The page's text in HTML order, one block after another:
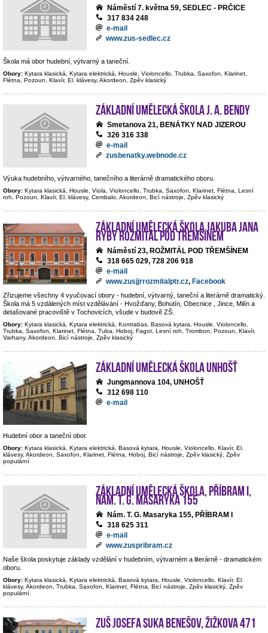
Náměstí 7. května 59, SEDLEC - PRČICE
317 834 248
e-mail
www.zus-sedlec.cz
Škola má obor hudební, výtvarný a taneční.
Obory: Kytara klasická, Kytara elektrická, Housle, Violoncello, Trubka, Saxofon, Klarinet,
Flétna, Pozoun, Klavír, El. klávesy, Akordeon, Zpěv klasický
Základní umělecká škola J. A. Bendy
Smetanova 21, BENÁTKY NAD JIZEROU
326 316 338
e-mail
zusbenatky.webnode.cz
Výuka hudebního, výtvarného, tanečního a literárně dramatického oboru.
Obory: Kytara klasická, Housle, Viola, Violoncello, Trubka, Saxofon, Klarinet, Flétna, Lesní
roh, Pozoun, Klavír, El. klávesy, Cembalo, Akordeon, Bicí nástroje, Zpěv klasický
Základní umělecká škola Jakuba Jana
Ryby Rožmitál pod Třemšínem
Náměstí 23, ROŽMITÁL POD TŘEMŠÍNEM
318 665 029, 728 206 918
e-mail
www.zusjjrrozmitalptr.cz, Facebook
Zřizujeme všechny 4 vyučovací obory - hudební, výtvarný, taneční a literárně dramatický.
Škola má 5 vzdálených míst vzdělávání - Hvožďany, Bohutín, Obecnice , Jince, Milín a
detašované pracoviště v Tochovicích, všude v budově ZŠ.
Obory: Kytara klasická, Kytara elektrická, Kontrabas, Basová kytara, Housle, Violoncello,
Trubka, Saxofon, Klarinet, Flétna, Tuba, Hoboj, Fagot, Lesní roh, Trombon, Pozoun, Klavír,
Varhany, Akordeon, Bicí nástroje, Zpěv klasický
Základní umělecká škola Unhošť
Jungmannova 104, UNHOŠŤ
312 698 110
e-mail
Hudební obor a taneční obor.
Obory: Kytara klasická, Kytara elektrická, Basová kytara, Housle, Violoncello, Klavír, El.
klávesy, Akordeon, Saxofon, Klarinet, Flétna, Hoboj, Bicí nástroje, Zpěv klasický, Zpěv
populární
Základní umělecká škola, Příbram I,
nám. T. G. Masaryka 155
Nám. T. G. Masaryka 155, PŘÍBRAM I
318 625 311
e-mail
www.zuspribram.cz
Naše škola poskytuje základy vzdělání v hudebním, výtvarném a literárně - dramatickém
oboru.
Obory: Kytara klasická, Kytara elektrická, Basová kytara, Housle, Violoncello, Klavír, El.
klávesy, Akordeon, Trubka, Saxofon, Klarinet, Flétna, Bicí nástroje, Zpěv klasický, Zpěv
populární
ZUŠ Josefa Suka Benešov, Žižkova 471